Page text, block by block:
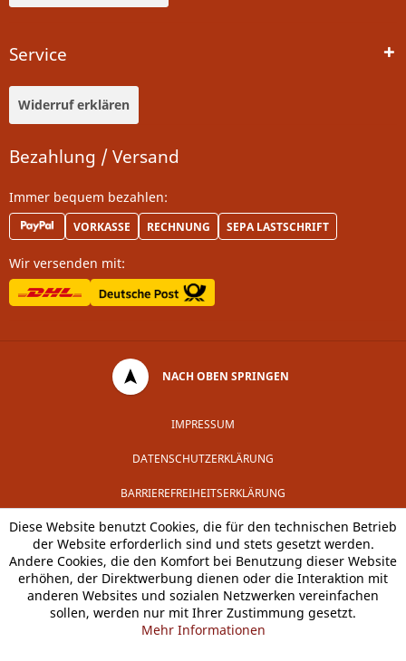
Service
Widerruf erklären
Bezahlung / Versand
Immer bequem bezahlen:
VORKASSE RECHNUNG SEPA LASTSCHRIFT
Wir versenden mit:
NACH OBEN SPRINGEN
IMPRESSUM
DATENSCHUTZERKLÄRUNG
BARRIEREFREIHEITSERKLÄRUNG
Diese Website benutzt Cookies, die für den technischen Betrieb
der Website erforderlich sind und stets gesetzt werden.
Andere Cookies, die den Komfort bei Benutzung dieser Website
erhöhen, der Direktwerbung dienen oder die Interaktion mit
anderen Websites und sozialen Netzwerken vereinfachen
sollen, werden nur mit Ihrer Zustimmung gesetzt.
Mehr Informationen